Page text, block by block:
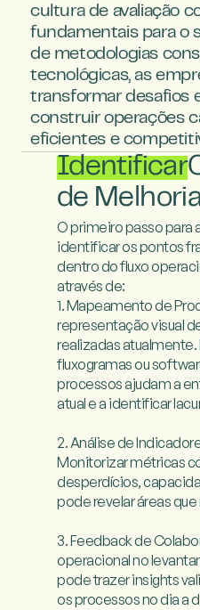
cultura de avaliação
fundamentais para o
de metodologias
tecnológicas, as
transformar desafios
construir operações
eficientes e
Identificar
de Melhoria
O primeiro passo para
identificar os pontos
dentro do fluxo
através de:
1. Mapeamento de
representação visual
realizadas
fluxogramas ou
processos ajudam a
atual e a identificar
2. Análise de
Monitorizar métricas
desperdícios,
pode revelar áreas
3. Feedback de
operacional no
pode trazer insights
os processos no dia a